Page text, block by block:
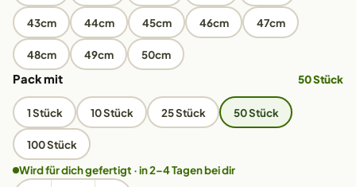
43cm 44cm 45cm 46cm 47cm
48cm 49cm 50cm
Pack mit 50 Stück
1 Stück 10 Stück 25 Stück 50 Stück
100 Stück
Wird für dich gefertigt · in 2–4 Tagen bei dir